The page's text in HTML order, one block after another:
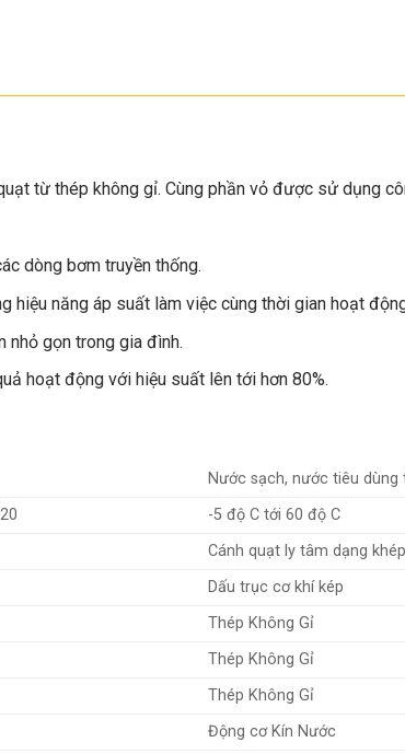
từ thép không gỉ. Cùng phần vỏ được sử dụng
dòng bơm truyền thống.
hiệu năng áp suất làm việc cùng thời gian hoạt
nhỏ gọn trong gia đình.
hoạt động với hiệu suất lên tới hơn 80%.
Nước sạch, nước tiêu
-5 độ C tới 60 độ C
Cánh quạt ly tâm dạng
Dấu trục cơ khí kép
Thép Không Gỉ
Thép Không Gỉ
Thép Không Gỉ
Động cơ Kín Nước